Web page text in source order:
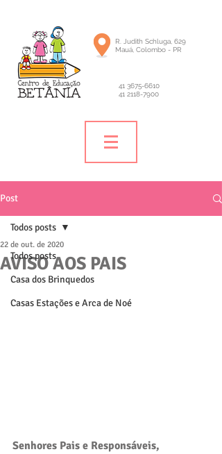
R. Judith Schluga, 629
Mauá, Colombo - PR
41 3675-6610
41 2118-7900
Post
Todos posts
Casa dos Brinquedos
Casas Estações e Arca de Noé
Todos posts
AVISO AOS PAIS
22 de out. de 2020
Senhores Pais e Responsáveis,